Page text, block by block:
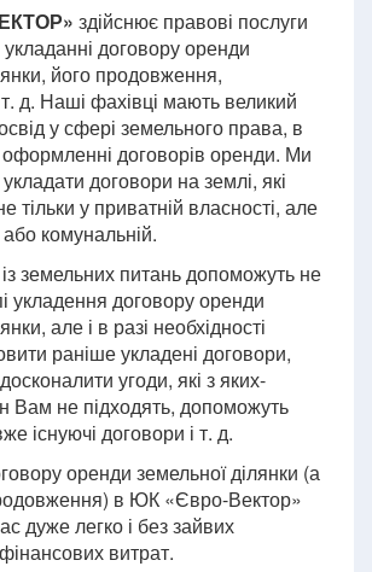
здійснює правові послуги
укладанні договору оренди
його продовження,
д. Наші фахівці мають великий
у сфері земельного права, в
оформленні договорів оренди. Ми
договори на землі, які
тільки у приватній власності, але
комунальній.
земельних питань допоможуть не
укладення договору оренди
але і в разі необхідності
раніше укладені договори,
угоди, які з яких-
Вам не підходять, допоможуть
існуючі договори і т. д.
оренди земельної ділянки (а
в ЮК «Євро-Вектор»
дуже легко і без зайвих
витрат.